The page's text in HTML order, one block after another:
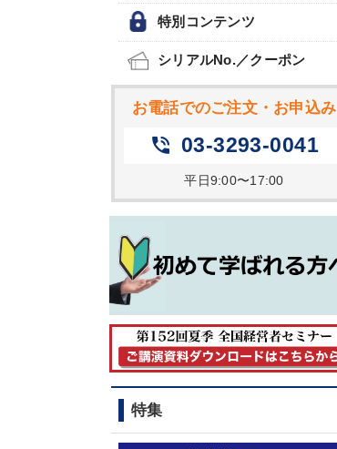
特別コンテンツ
シリアルNo.／クーポン
お電話でのご注文・お申込み
phone_in_talk 03-3293-0041
平日9:00〜17:00
特集